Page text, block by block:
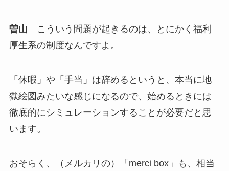
曽山 こういう問題が起きるのは、とにかく福利
厚生系の制度なんですよ。
「休暇」や「手当」は辞めるというと、本当に地
獄絵図みたいな感じになるので、始めるときには
徹底的にシミュレーションすることが必要だと思
います。
おそらく、（メルカリの）「merci box」も、相当